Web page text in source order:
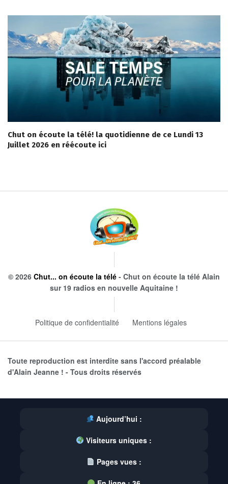
Chut on écoute la télé! la quotidienne de ce Lundi 13
Juillet 2026 en réécoute ici
© 2026 Chut... on écoute la télé - Chut on écoute la télé Alain
sur 19 radios en nouvelle Aquitaine !
Politique de confidentialité Mentions légales
Toute reproduction est interdite sans l'accord préalable
d'Alain Jeanne ! - Tous droits réservés
Aujourd’hui :
Visiteurs uniques :
Pages vues :